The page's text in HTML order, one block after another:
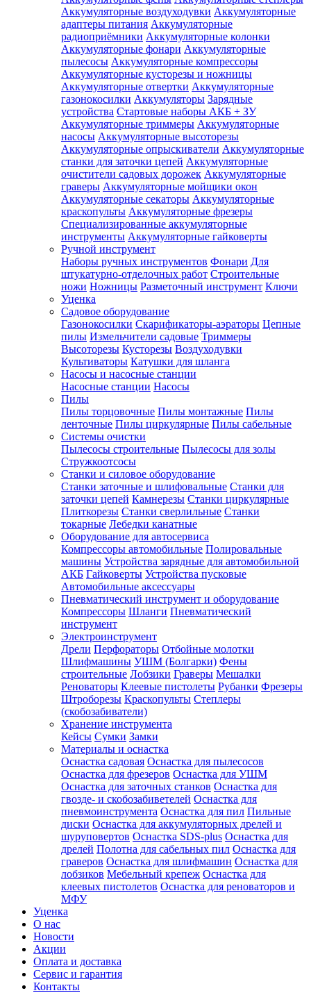
Аккумуляторные воздуходувки Аккумуляторные
адаптеры питания Аккумуляторные
радиоприёмники Аккумуляторные колонки
Аккумуляторные фонари Аккумуляторные
пылесосы Аккумуляторные компрессоры
Аккумуляторные кусторезы и ножницы
Аккумуляторные отвертки Аккумуляторные
газонокосилки Аккумуляторы Зарядные
устройства Стартовые наборы АКБ + ЗУ
Аккумуляторные триммеры Аккумуляторные
насосы Аккумуляторные высоторезы
Аккумуляторные опрыскиватели Аккумуляторные
станки для заточки цепей Аккумуляторные
очистители садовых дорожек Аккумуляторные
граверы Аккумуляторные мойщики окон
Аккумуляторные секаторы Аккумуляторные
краскопульты Аккумуляторные фрезеры
Специализированные аккумуляторные
инструменты Аккумуляторные гайковерты
Ручной инструмент
Наборы ручных инструментов Фонари Для
штукатурно-отделочных работ Строительные
ножи Ножницы Разметочный инструмент Ключи
Уценка
Садовое оборудование
Газонокосилки Скарификаторы-аэраторы Цепные
пилы Измельчители садовые Триммеры
Высоторезы Кусторезы Воздуходувки
Культиваторы Катушки для шланга
Насосы и насосные станции
Насосные станции Насосы
Пилы
Пилы торцовочные Пилы монтажные Пилы
ленточные Пилы циркулярные Пилы сабельные
Системы очистки
Пылесосы строительные Пылесосы для золы
Стружкоотсосы
Станки и силовое оборудование
Станки заточные и шлифовальные Станки для
заточки цепей Камнерезы Станки циркулярные
Плиткорезы Станки сверлильные Станки
токарные Лебедки канатные
Оборудование для автосервиса
Компрессоры автомобильные Полировальные
машины Устройства зарядные для автомобильной
АКБ Гайковерты Устройства пусковые
Автомобильные аксессуары
Пневматический инструмент и оборудование
Компрессоры Шланги Пневматический
инструмент
Электроинструмент
Дрели Перфораторы Отбойные молотки
Шлифмашины УШМ (Болгарки) Фены
строительные Лобзики Граверы Мешалки
Реноваторы Клеевые пистолеты Рубанки Фрезеры
Штроборезы Краскопульты Степлеры
(скобозабиватели)
Хранение инструмента
Кейсы Сумки Замки
Материалы и оснастка
Оснастка садовая Оснастка для пылесосов
Оснастка для фрезеров Оснастка для УШМ
Оснастка для заточных станков Оснастка для
гвозде- и скобозабиветелей Оснастка для
пневмоинструмента Оснастка для пил Пильные
диски Оснастка для аккумуляторных дрелей и
шуруповертов Оснастка SDS-plus Оснастка для
дрелей Полотна для сабельных пил Оснастка для
граверов Оснастка для шлифмашин Оснастка для
лобзиков Мебельный крепеж Оснастка для
клеевых пистолетов Оснастка для реноваторов и
МФУ
Уценка
О нас
Новости
Акции
Оплата и доставка
Сервис и гарантия
Контакты